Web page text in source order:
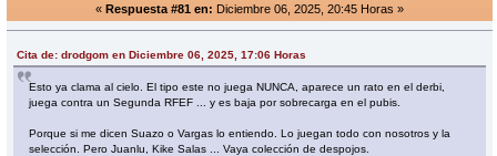
« Respuesta #81 en: Diciembre 06, 2025, 20:45 Horas »
Cita de: drodgom en Diciembre 06, 2025, 17:06 Horas
Esto ya clama al cielo. El tipo este no juega NUNCA, aparece un rato en el derbi,
juega contra un Segunda RFEF ... y es baja por sobrecarga en el pubis.
Porque si me dicen Suazo o Vargas lo entiendo. Lo juegan todo con nosotros y la
selección. Pero Juanlu, Kike Salas ... Vaya colección de despojos.